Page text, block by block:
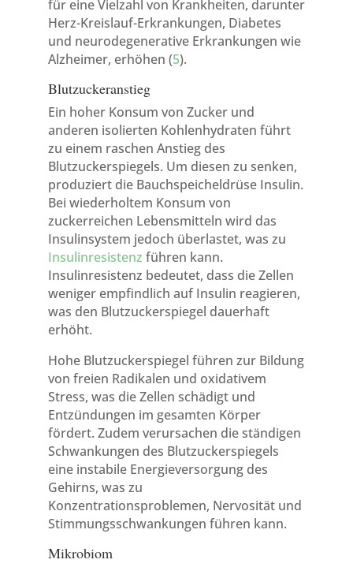
für eine Vielzahl von Krankheiten, darunter
Herz-Kreislauf-Erkrankungen, Diabetes
und neurodegenerative Erkrankungen wie
Alzheimer, erhöhen (5).
Blutzuckeranstieg
Ein hoher Konsum von Zucker und
anderen isolierten Kohlenhydraten führt
zu einem raschen Anstieg des
Blutzuckerspiegels. Um diesen zu senken,
produziert die Bauchspeicheldrüse Insulin.
Bei wiederholtem Konsum von
zuckerreichen Lebensmitteln wird das
Insulinsystem jedoch überlastet, was zu
Insulinresistenz führen kann.
Insulinresistenz bedeutet, dass die Zellen
weniger empfindlich auf Insulin reagieren,
was den Blutzuckerspiegel dauerhaft
erhöht.
Hohe Blutzuckerspiegel führen zur Bildung
von freien Radikalen und oxidativem
Stress, was die Zellen schädigt und
Entzündungen im gesamten Körper
fördert. Zudem verursachen die ständigen
Schwankungen des Blutzuckerspiegels
eine instabile Energieversorgung des
Gehirns, was zu
Konzentrationsproblemen, Nervosität und
Stimmungsschwankungen führen kann.
Mikrobiom